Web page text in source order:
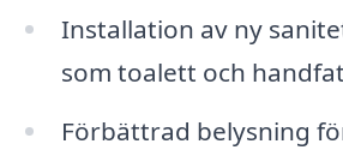
Installation av ny
som toalett och
Förbättrad belysning